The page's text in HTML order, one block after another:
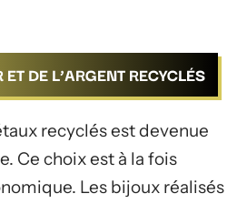
DE L’ARGENT RECYCLÉS
recyclés est devenue
Ce choix est à la fois
Les bijoux réalisés